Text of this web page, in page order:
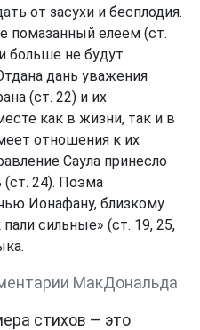
от засухи и бесплодия.
помазанный елеем (ст.
больше не будут
дань уважения
(ст. 22) и их
как в жизни, так и в
отношения к их
Саула принесло
(ст. 24). Поэма
Ионафану, близкому
сильные» (ст. 19, 25,
МакДональда
стихов — это